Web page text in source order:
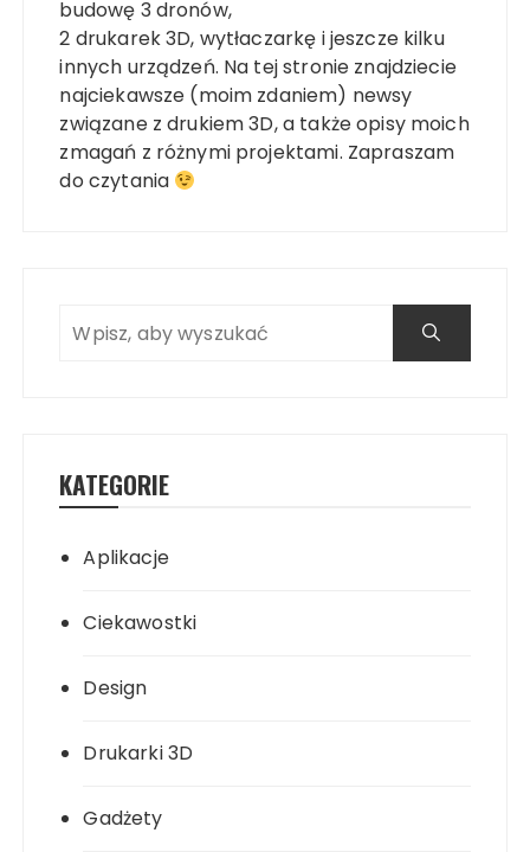
budowę 3 dronów,
2 drukarek 3D, wytłaczarkę i jeszcze kilku
innych urządzeń. Na tej stronie znajdziecie
najciekawsze (moim zdaniem) newsy
związane z drukiem 3D, a także opisy moich
zmagań z różnymi projektami. Zapraszam
do czytania
KATEGORIE
Aplikacje
Ciekawostki
Design
Drukarki 3D
Gadżety